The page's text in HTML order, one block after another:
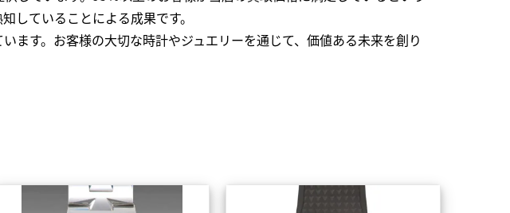
していることによる成果です。
ます。お客様の大切な時計やジュエリーを通じて、価値ある未来を創り